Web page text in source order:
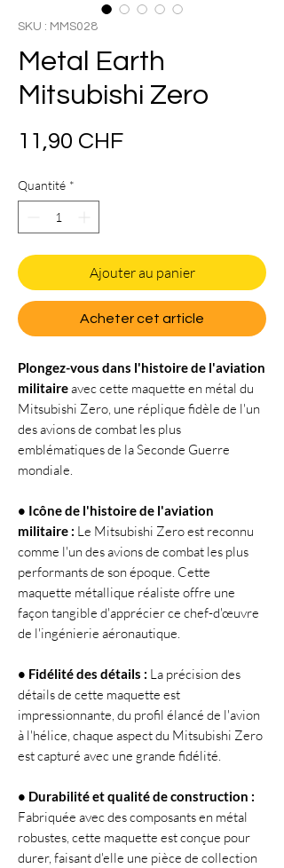
SKU : MMS028
Metal Earth
Mitsubishi Zero
11,90 CHFPrix
Quantité *
Ajouter au panier
Acheter cet article
Plongez-vous dans l'histoire de l'aviation
militaireavec cette maquette en métal du
Mitsubishi Zero, une réplique fidèle de l'un
des avions de combat les plus
emblématiques de la Seconde Guerre
mondiale.
• Icône de l'histoire de l'aviation
militaire : Le Mitsubishi Zero est reconnu
comme l'un des avions de combat les plus
performants de son époque. Cette
maquette métallique réaliste offre une
façon tangible d'apprécier ce chef-d'œuvre
de l'ingénierie aéronautique.
• Fidélité des détails : La précision des
détails de cette maquette est
impressionnante, du profil élancé de l'avion
à l'hélice, chaque aspect du Mitsubishi Zero
est capturé avec une grande fidélité.
• Durabilité et qualité de construction :
Fabriquée avec des composants en métal
robustes, cette maquette est conçue pour
durer, faisant d'elle une pièce de collection